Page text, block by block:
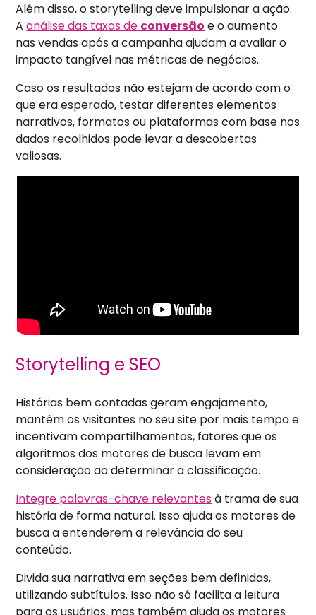
Além disso, o storytelling deve impulsionar a ação.
Aanálise das taxas de conversão e o aumento
nas vendas após a campanha ajudam a avaliar o
impacto tangível nas métricas de negócios.
Caso os resultados não estejam de acordo com o
que era esperado, testar diferentes elementos
narrativos, formatos ou plataformas com base nos
dados recolhidos pode levar a descobertas
valiosas.
Storytelling e SEO
Histórias bem contadas geram engajamento,
mantêm os visitantes no seu site por mais tempo e
incentivam compartilhamentos, fatores que os
algoritmos dos motores de busca levam em
consideração ao determinar a classificação.
Integre palavras-chave relevantes à trama de sua
história de forma natural. Isso ajuda os motores de
busca a entenderem a relevância do seu
conteúdo.
Divida sua narrativa em seções bem definidas,
utilizando subtítulos. Isso não só facilita a leitura